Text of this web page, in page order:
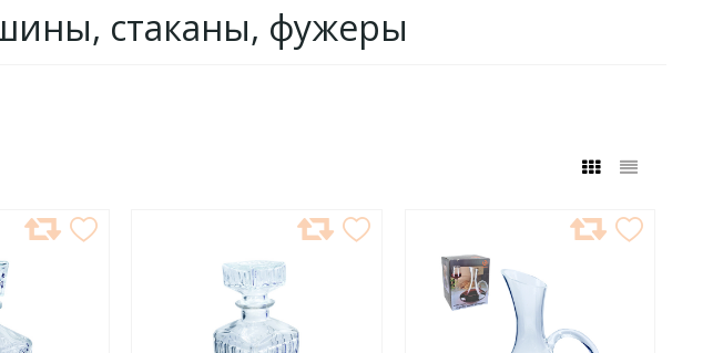
стаканы, фужеры
ИЗБРАННОЕ
В
ИЗБРАННОЕ